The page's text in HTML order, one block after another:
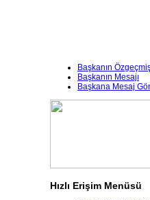
Başkanın
Başkanın Mesajı
Başkana Mesaj
Hızlı Erişim Menüsü